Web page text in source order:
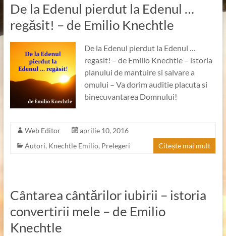
De la Edenul pierdut la Edenul …
regăsit! – de Emilio Knechtle
De la Edenul pierdut la Edenul …
regasit! – de Emilio Knechtle – istoria
planului de mantuire si salvare a
omului – Va dorim auditie placuta si
binecuvantarea Domnului!
Web Editor
aprilie 10, 2016
Autori, Knechtle Emilio, Prelegeri Citește mai mult
Cântarea cântărilor iubirii – istoria
convertirii mele – de Emilio
Knechtle